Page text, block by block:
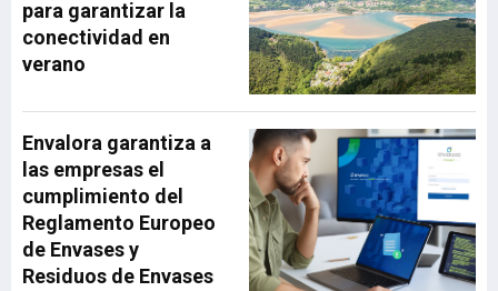
para garantizar la
conectividad en
verano
Envalora garantiza a
las empresas el
cumplimiento del
Reglamento Europeo
de Envases y
Residuos de Envases